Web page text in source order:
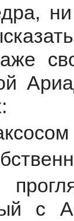
ни
с